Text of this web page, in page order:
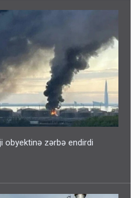
obyektinə zərbə endirdi